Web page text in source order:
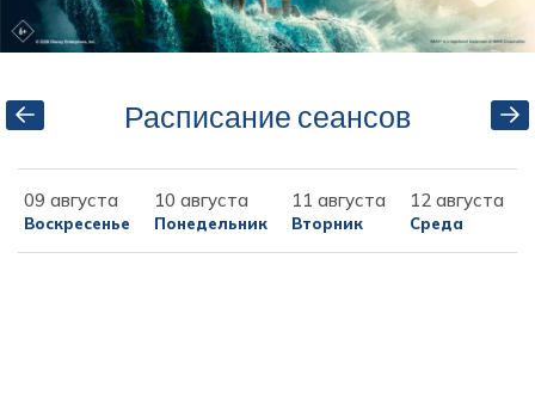
Расписание сеансов
09 августа
Воскресенье
10 августа
Понедельник
11 августа
Вторник
12 августа
Среда